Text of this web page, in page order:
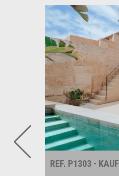
REF. P1303 - KAUF